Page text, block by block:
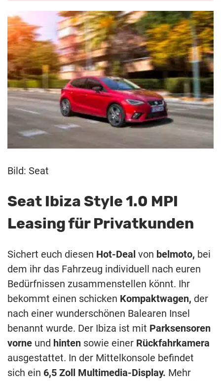
Bild: Seat
Seat Ibiza Style 1.0 MPI
Leasing für Privatkunden
Sichert euch diesen Hot-Deal von belmoto, bei
dem ihr das Fahrzeug individuell nach euren
Bedürfnissen zusammenstellen könnt. Ihr
bekommt einen schicken Kompaktwagen, der
nach einer wunderschönen Balearen Insel
benannt wurde. Der Ibiza ist mit Parksensoren
vorne und hinten sowie einer Rückfahrkamera
ausgestattet. In der Mittelkonsole befindet
sich ein 6,5 Zoll Multimedia-Display. Mehr